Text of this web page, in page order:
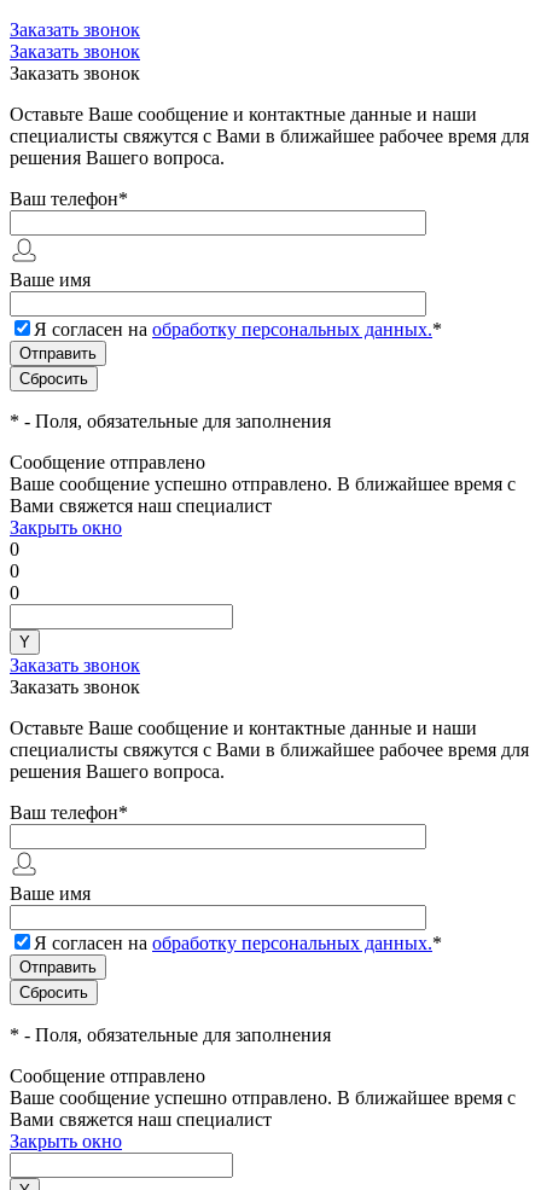
Заказать звонок
Заказать звонок
Заказать звонок
Оставьте Ваше сообщение и контактные данные и наши
специалисты свяжутся с Вами в ближайшее рабочее время для
решения Вашего вопроса.
Ваш телефон*
Ваше имя
Я согласен на обработку персональных данных.*
* - Поля, обязательные для заполнения
Сообщение отправлено
Ваше сообщение успешно отправлено. В ближайшее время с
Вами свяжется наш специалист
Закрыть окно
0
0
0
Заказать звонок
Заказать звонок
Оставьте Ваше сообщение и контактные данные и наши
специалисты свяжутся с Вами в ближайшее рабочее время для
решения Вашего вопроса.
Ваш телефон*
Ваше имя
Я согласен на обработку персональных данных.*
* - Поля, обязательные для заполнения
Сообщение отправлено
Ваше сообщение успешно отправлено. В ближайшее время с
Вами свяжется наш специалист
Закрыть окно